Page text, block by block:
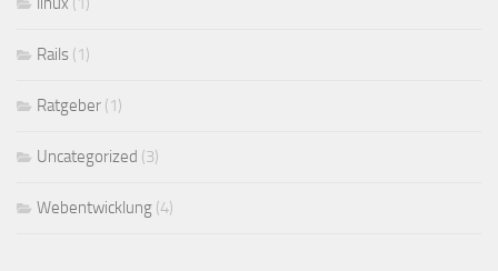
Rails (1)
Ratgeber (1)
Uncategorized (3)
Webentwicklung (4)